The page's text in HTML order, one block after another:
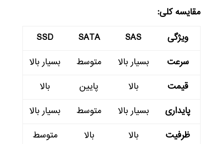
مقایسه کلی:
ویژگی
SAS
SATA
SSD
سرعت
بسیار بالا متوسط
بسیار بالا
قیمت
بالا پایین
بالا
پایداری
بسیار بالا متوسط
بسیار بالا
ظرفیت
بالا بالا
متوسط